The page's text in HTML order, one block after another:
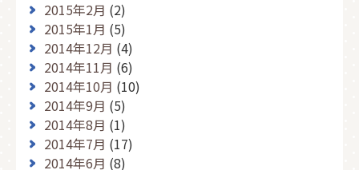
2015年2月 (2)
2015年1月 (5)
2014年12月 (4)
2014年11月 (6)
2014年10月 (10)
2014年9月 (5)
2014年8月 (1)
2014年7月 (17)
2014年6月 (8)